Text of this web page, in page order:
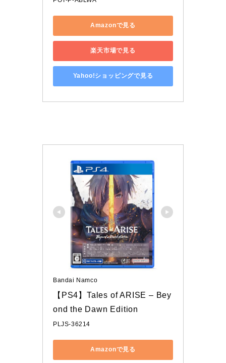
Amazonで見る
楽天市場で見る
Yahoo!ショッピングで見る
Bandai Namco
【PS4】Tales of ARISE – Bey
ond the Dawn Edition
PLJS-36214
Amazonで見る